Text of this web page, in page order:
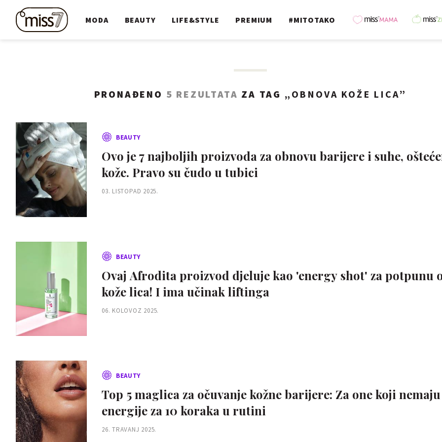
MODA BEAUTY LIFE&STYLE PREMIUM #MITOTAKO
PRONAĐENO 5 REZULTATA ZA TAG „ OBNOVA KOŽE LICA”
BEAUTY
Ovo je 7 najboljih proizvoda za obnovu barijere i suhe,
kože. Pravo su čudo u tubici
03. LISTOPAD 2025.
BEAUTY
Ovaj Afrodita proizvod djeluje kao 'energy shot' za potpunu
kože lica! I ima učinak liftinga
06. KOLOVOZ 2025.
BEAUTY
Top 5 maglica za očuvanje kožne barijere: Za one koji nemaju
energije za 10 koraka u rutini
26. TRAVANJ 2025.